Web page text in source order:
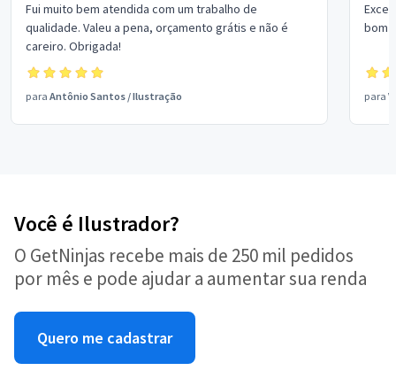
Fui muito bem atendida com um trabalho de
qualidade. Valeu a pena, orçamento grátis e não é
careiro. Obrigada!
para Antônio Santos /Ilustração
bom
para
Você é Ilustrador?
O GetNinjas recebe mais de 250 mil pedidos
por mês e pode ajudar a aumentar sua renda
Quero me cadastrar